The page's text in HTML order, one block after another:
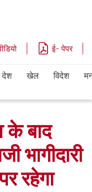
ई- पेपर
देश खेल विदेश
के बाद
भागीदारी
रहेगा